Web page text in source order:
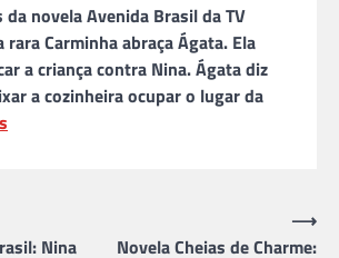
da novela Avenida Brasil da TV
rara Carminha abraça Ágata. Ela
a criança contra Nina. Ágata diz
a cozinheira ocupar o lugar da
Nina
Novela Cheias de Charme:
⟶